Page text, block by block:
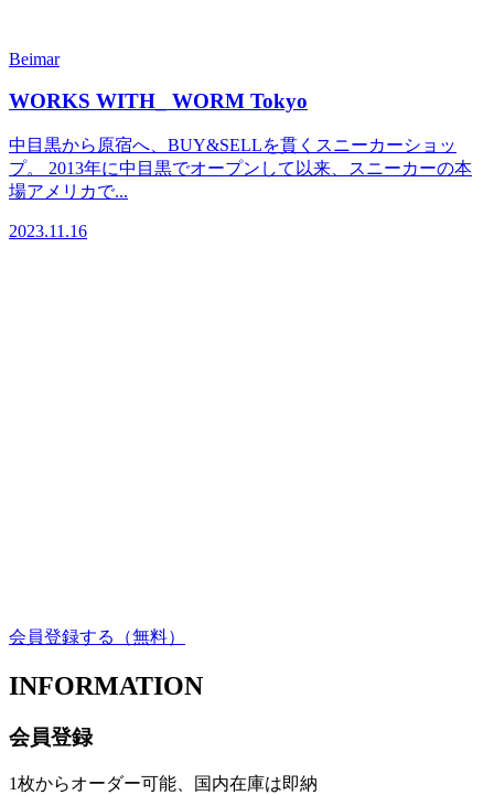
Beimar
WORKS WITH_ WORM Tokyo
中目黒から原宿へ、BUY&SELLを貫くスニーカーショッ
プ。 2013年に中目黒でオープンして以来、スニーカーの本
場アメリカで...
2023.11.16
会員登録する （無料）
INFORMATION
会員登録
1枚からオーダー可能、国内在庫は即納